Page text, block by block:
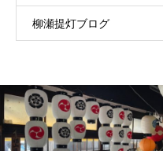
柳瀬提灯ブログ